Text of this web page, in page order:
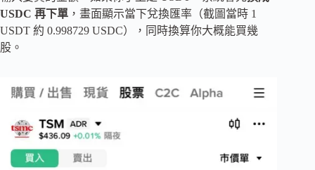
USDC 再下單 ，畫面顯示當下兌換匯率（截圖當時 1
USDT 約 0.998729 USDC），同時換算你大概能買幾
股。